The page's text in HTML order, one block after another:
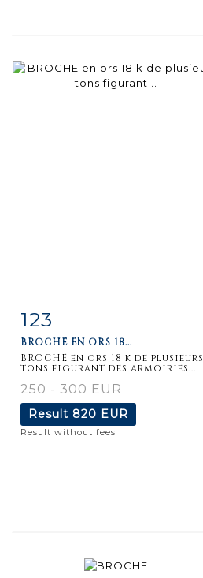
Item detail
123
BROCHE EN ORS 18...
BROCHE en ors 18 k de plusieurs
tons figurant des armoiries...
250 - 300 EUR
Result 820 EUR
Result without fees